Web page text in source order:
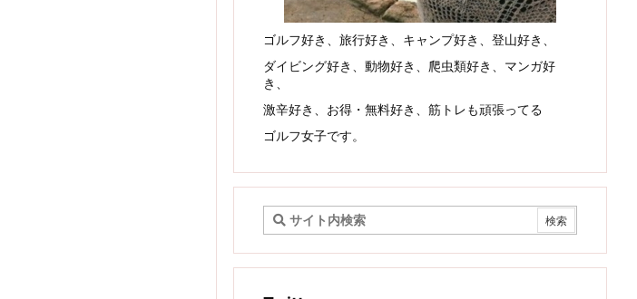
ゴルフ好き、旅行好き、キャンプ好き、登山好き、
ダイビング好き、動物好き、爬虫類好き、マンガ好
き、
激辛好き、お得・無料好き、筋トレも頑張ってる
ゴルフ女子です。